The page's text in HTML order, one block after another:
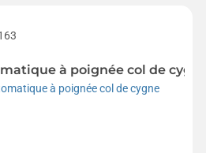
à poignée col de